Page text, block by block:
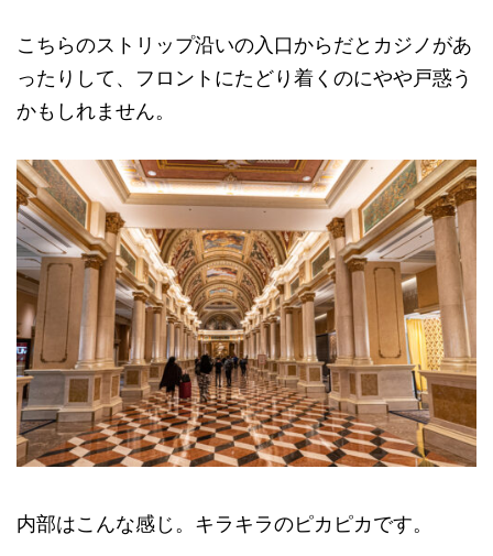
こちらのストリップ沿いの入口からだとカジノがあ
ったりして、フロントにたどり着くのにやや戸惑う
かもしれません。
内部はこんな感じ。キラキラのピカピカです。